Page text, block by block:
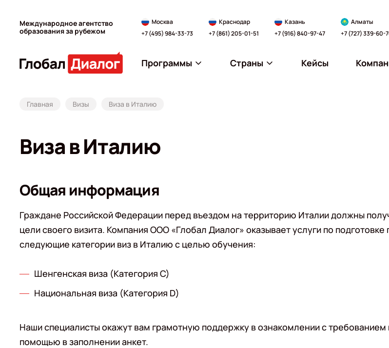
Международное агентство
образования за рубежом
Москва
+7 (495) 984-33-73
Краснодар
+7 (861) 205-01-51
Казань
+7 (916) 840-97-47
Алматы
+7 (727) 339-60-
Программы Страны Кейсы
Главная Визы Виза в Италию
Виза в Италию
Общая информация
Граждане Российской Федерации перед въездом на территорию Италии должны
цели своего визита. Компания ООО «Глобал Диалог» оказывает услуги по
следующие категории виз в Италию с целью обучения:
Шенгенская виза (Категория С)
Национальная виза (Категория D)
Наши специалисты окажут вам грамотную поддержку в ознакомлении с
помощью в заполнении анкет.